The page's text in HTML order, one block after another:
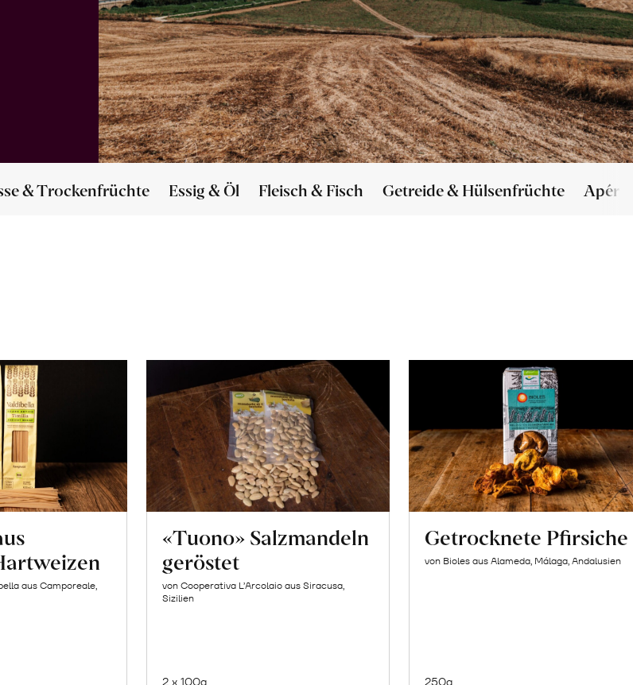
& Trockenfrüchte Essig & Öl Fleisch & Fisch Getreide & Hülsenfrüchte Apéro
aus Camporeale,
«Tuono» Salzmandeln
geröstet
von Cooperativa L’Arcolaio aus Siracusa,
Sizilien
2 x 100g
Getrocknete Pfirsiche
von Bioles aus Alameda, Málaga, Andalusien
250g